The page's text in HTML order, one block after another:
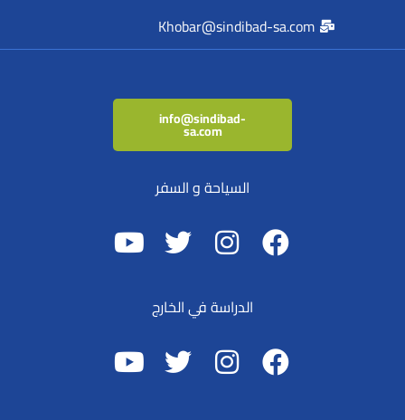
Khobar@sindibad-sa.com
info@sindibad-
sa.com
السياحة و السفر
الدراسة في الخارج